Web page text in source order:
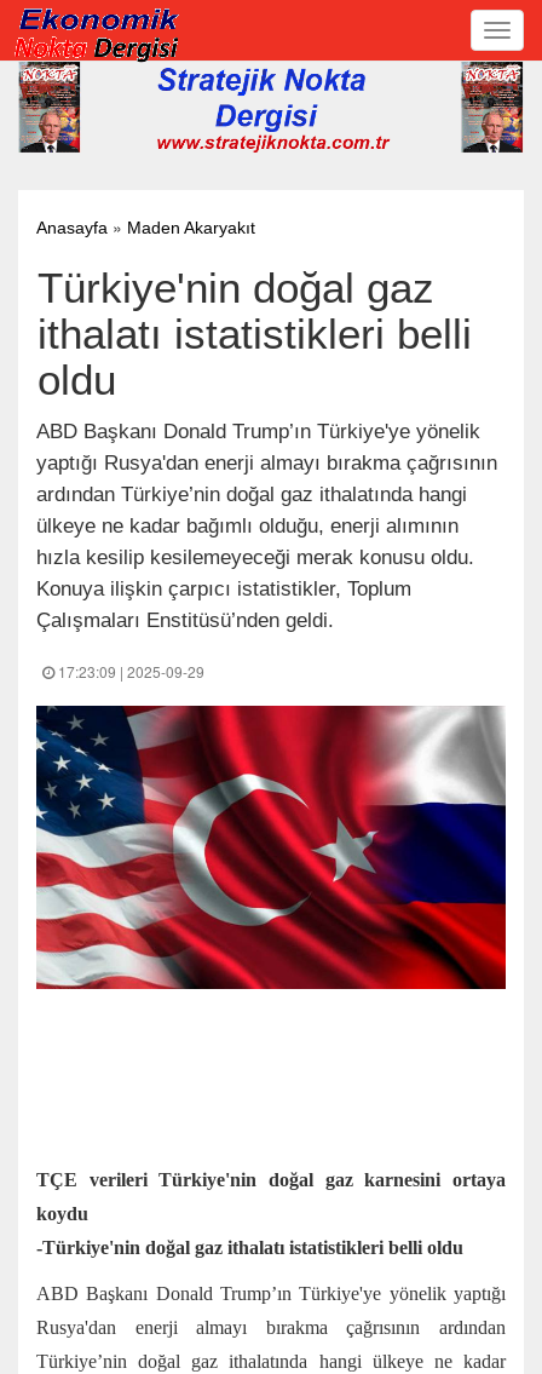
Anasayfa » Maden Akaryakıt
Türkiye'nin doğal gaz
ithalatı istatistikleri belli
oldu
ABD Başkanı Donald Trump’ın Türkiye'ye yönelik
yaptığı Rusya'dan enerji almayı bırakma çağrısının
ardından Türkiye’nin doğal gaz ithalatında hangi
ülkeye ne kadar bağımlı olduğu, enerji alımının
hızla kesilip kesilemeyeceği merak konusu oldu.
Konuya ilişkin çarpıcı istatistikler, Toplum
Çalışmaları Enstitüsü’nden geldi.
17:23:09 | 2025-09-29
TÇE verileri Türkiye'nin doğal gaz karnesini ortaya
koydu
-Türkiye'nin doğal gaz ithalatı istatistikleri belli oldu
ABD Başkanı Donald Trump’ın Türkiye'ye yönelik yaptığı
Rusya'dan enerji almayı bırakma çağrısının ardından
Türkiye’nin doğal gaz ithalatında hangi ülkeye ne kadar